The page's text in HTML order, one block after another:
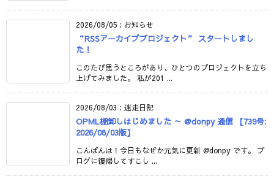
2026/08/05 : お知らせ
“RSSアーカイブプロジェクト” スタートしまし
た！
このたび思うところがあり、ひとつのプロジェクトを立ち
上げてみました。 私が201 ...
2026/08/03 : 迷走日記
OPML棚卸しはじめました ～ @donpy 通信 【739号:
2026/08/03版】
こんばんは！今日もなぜか元気に更新 @donpy です。 ブ
ログに復帰してすこし ...